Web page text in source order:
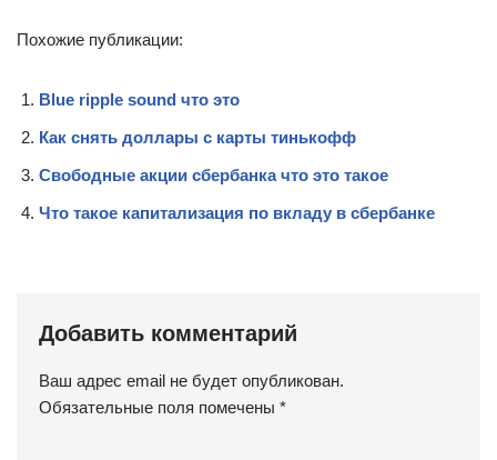
Похожие публикации:
Blue ripple sound что это
Как снять доллары с карты тинькофф
Свободные акции сбербанка что это такое
Что такое капитализация по вкладу в сбербанке
Добавить комментарий
Ваш адрес email не будет опубликован.
Обязательные поля помечены *